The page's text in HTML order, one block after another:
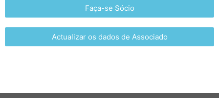
Faça-se Sócio
Actualizar os dados de Associado